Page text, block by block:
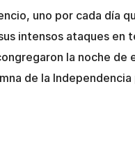
uno por cada día
intensos ataques en
la noche de
de la